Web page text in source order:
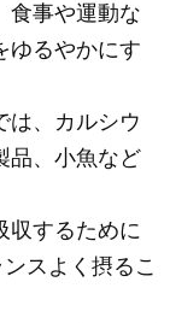
食事や運動な
ゆるやかにす
は、カルシウ
品、小魚など
収するために
スよく摂るこ